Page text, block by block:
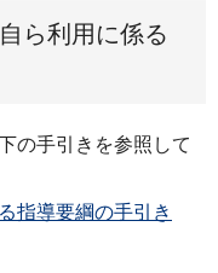
ら利用に係る
の手引きを参照して
指導要綱の手引き